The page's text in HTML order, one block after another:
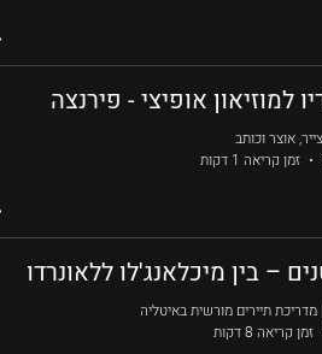
למוזיאון אופיצי - פירנצה
אוצר וכותב
זמן קריאה 1 דקות
– בין מיכלאנג'לו ללאונרדו
תיירים מורשית באיטליה
זמן קריאה 8 דקות